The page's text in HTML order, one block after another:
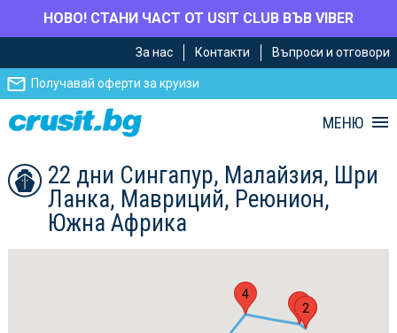
НОВО! СТАНИ ЧАСТ ОТ USIT CLUB ВЪВ VIBER
главното
съдържание
Навигацията
За нас Контакти Въпроси и отговори
Получавай оферти за круизи
МЕНЮ
22 дни Сингапур, Малайзия, Шри
Ланка, Мавриций, Реюнион,
Южна Африка
1
2
3
4